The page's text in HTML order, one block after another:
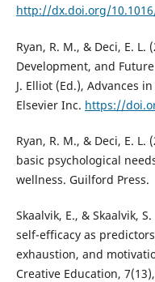
http://dx.doi.org/
Ryan, R. M., & Deci, E.
Development, and
J. Elliot (Ed.), Advances
Elsevier Inc. https://
Ryan, R. M., & Deci, E.
basic psychological
wellness. Guilford Press.
Skaalvik, E., & Skaalvik,
self-efficacy as
exhaustion, and
Creative Education,